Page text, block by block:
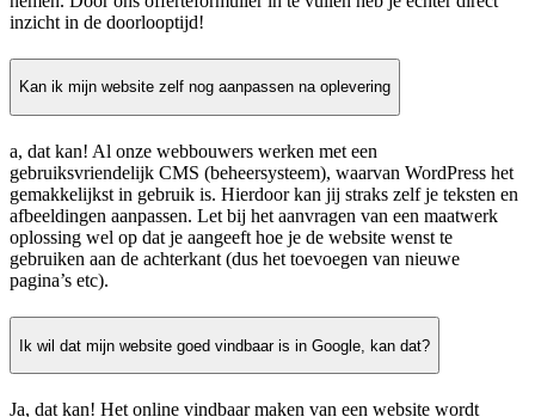
inzicht in de doorlooptijd!
Kan ik mijn website zelf nog aanpassen na oplevering
a, dat kan! Al onze webbouwers werken met een
gebruiksvriendelijk CMS (beheersysteem), waarvan WordPress het
gemakkelijkst in gebruik is. Hierdoor kan jij straks zelf je teksten en
afbeeldingen aanpassen. Let bij het aanvragen van een maatwerk
oplossing wel op dat je aangeeft hoe je de website wenst te
gebruiken aan de achterkant (dus het toevoegen van nieuwe
pagina’s etc).
Ik wil dat mijn website goed vindbaar is in Google, kan dat?
Ja, dat kan! Het online vindbaar maken van een website wordt